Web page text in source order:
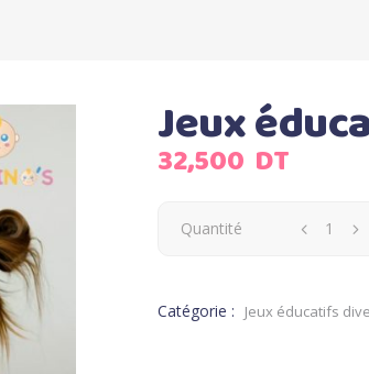
Jeux
32,500 DT
Quantité
Catégorie : Jeux éducatifs